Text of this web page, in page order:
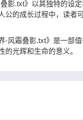
影.txt》以其独特的设
公的成长过程中，读
-风霜叠影.txt》是一部
的光辉和生命的意义。